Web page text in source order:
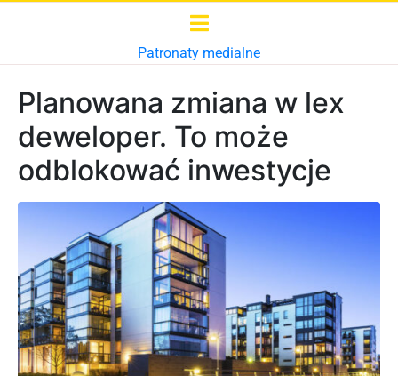
Patronaty medialne
Planowana zmiana w lex
deweloper. To może
odblokować inwestycje